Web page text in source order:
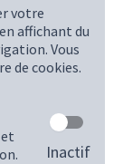
votre
affichant du
Vous
de cookies.
Inactif